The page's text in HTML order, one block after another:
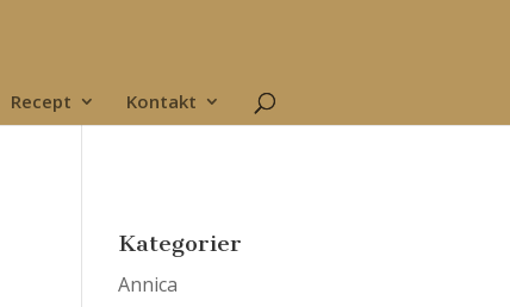
Recept Kontakt
Kategorier
Annica